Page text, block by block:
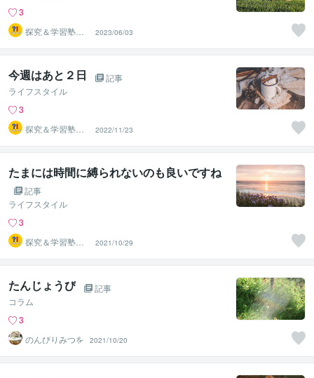
3
探究＆学習塾｜
なぜラボ
2023/06/03
今週はあと２日
記事
ライフスタイル
3
探究＆学習塾｜
なぜラボ
2022/11/23
たまには時間に縛られないのも良いですね
記事
ライフスタイル
3
探究＆学習塾｜
なぜラボ
2021/10/29
たんじょうび
記事
コラム
3
のんびりみつを
2021/10/20